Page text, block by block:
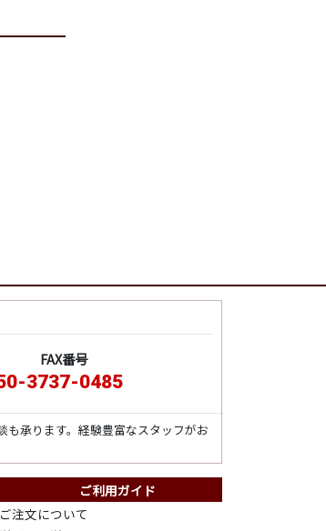
FAX番号
3737-0485
承ります。経験豊富なスタッフがお
ご利用ガイド
ご注文について